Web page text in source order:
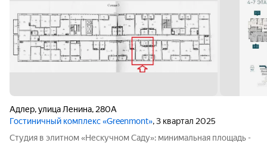
Адлер,улица Ленина, 280А
Гостиничный комплекс «Greenmont», 3 квартал 2025
Студия в элитном «Нескучном Саду»: минимальная площадь -